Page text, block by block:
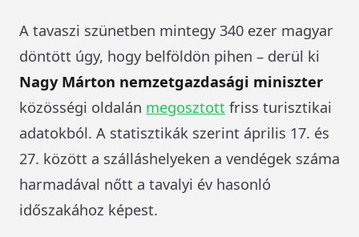
A tavaszi szünetben mintegy 340 ezer magyar
döntött úgy, hogy belföldön pihen – derül ki
Nagy Márton nemzetgazdasági miniszter
közösségi oldalán megosztott friss turisztikai
adatokból. A statisztikák szerint április 17. és
27. között a szálláshelyeken a vendégek száma
harmadával nőtt a tavalyi év hasonló
időszakához képest.